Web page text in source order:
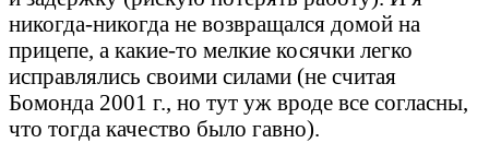
никогда-никогда не возвращался домой на
прицепе, а какие-то мелкие косячки легко
исправлялись своими силами (не считая
Бомонда 2001 г., но тут уж вроде все согласны,
что тогда качество было гавно).